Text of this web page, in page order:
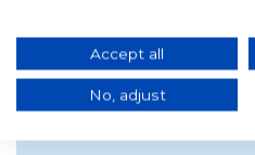
comprar 1 M, se precisar de
unidades, por exemplo, se
unidades ao carrinho.
Accept all
No, adjust